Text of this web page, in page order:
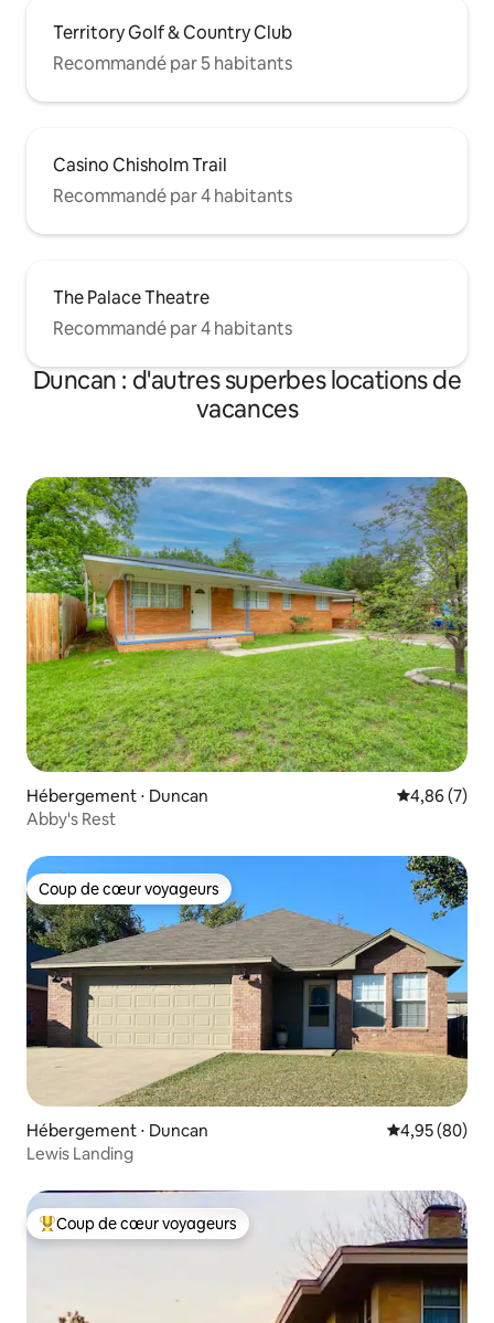
Territory Golf & Country Club
Recommandé par 5 habitants
Casino Chisholm Trail
Recommandé par 4 habitants
The Palace Theatre
Recommandé par 4 habitants
Duncan : d'autres superbes locations de
vacances
Hébergement ⋅ Duncan Évaluation
4,86 (7)
Abby's Rest
Coup de cœur voyageurs
Coup de cœur voyageurs
Hébergement ⋅ Duncan Évaluation
4,95 (80)
Lewis Landing
Coups de cœur voyageurs les plus appréciés
Coup de cœur voyageurs